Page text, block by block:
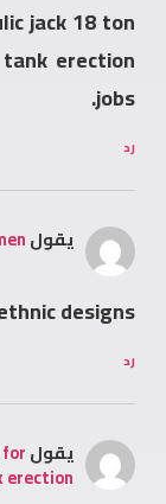
jack 18 ton
erection
jobs.
يقول
designs.
يقولfor
erection